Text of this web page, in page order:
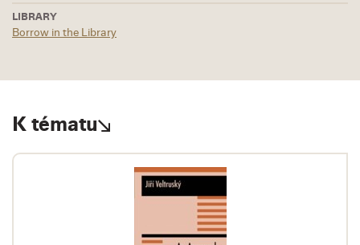
LIBRARY
Borrow in the Library
K tématu